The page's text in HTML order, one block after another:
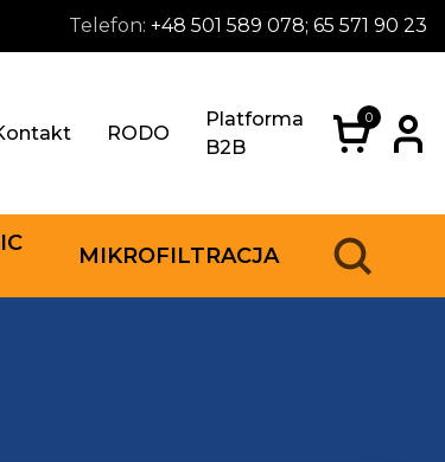
Telefon: +48 501 589 078; 65 571 90 23
RODO
Platforma
B2B
0
MIKROFILTRACJA